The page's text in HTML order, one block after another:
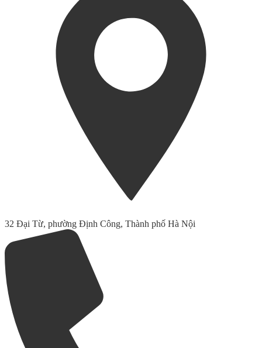
32 Đại Từ, phường Định Công, Thành phố Hà Nội